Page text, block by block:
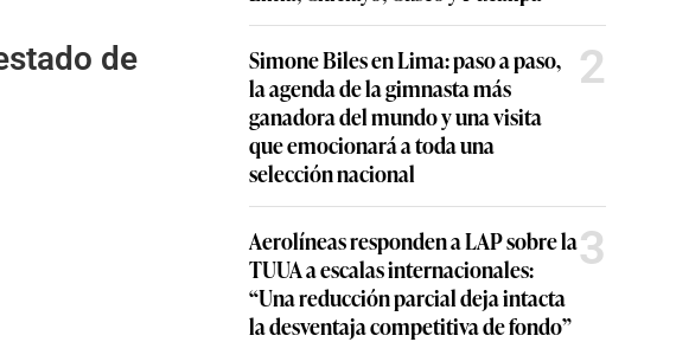
de
Simone Biles en Lima: paso a paso,
la agenda de la gimnasta más
ganadora del mundo y una visita
que emocionará a toda una
selección nacional
2
Aerolíneas responden a LAP sobre la
TUUA a escalas internacionales:
“Una reducción parcial deja intacta
la desventaja competitiva de fondo”
3